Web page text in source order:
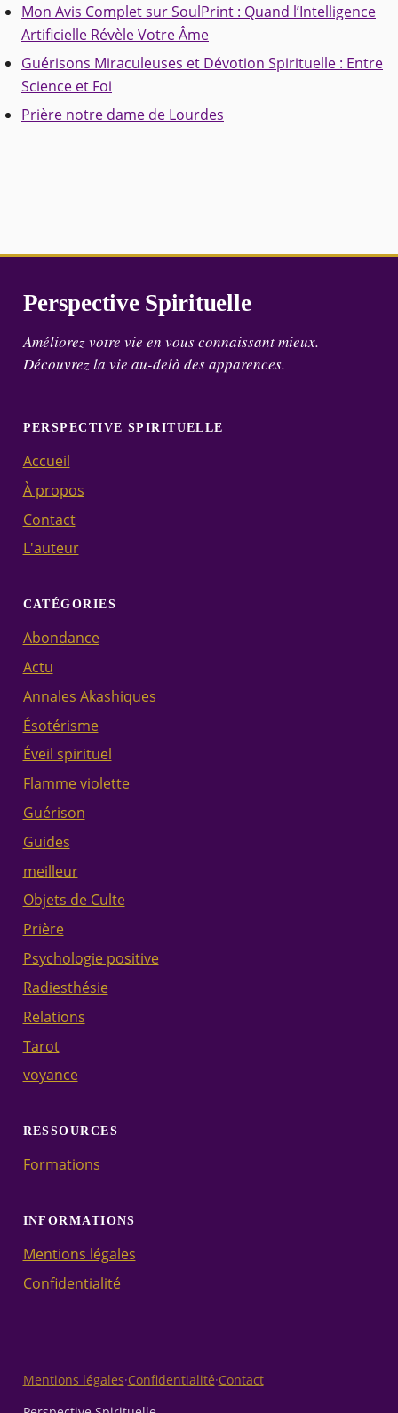
Mon Avis Complet sur SoulPrint : Quand l’Intelligence
Artificielle Révèle Votre Âme
Guérisons Miraculeuses et Dévotion Spirituelle : Entre
Science et Foi
Prière notre dame de Lourdes
Perspective Spirituelle
Améliorez votre vie en vous connaissant mieux.
Découvrez la vie au-delà des apparences.
PERSPECTIVE SPIRITUELLE
Accueil
À propos
Contact
L'auteur
CATÉGORIES
Abondance
Actu
Annales Akashiques
Ésotérisme
Éveil spirituel
Flamme violette
Guérison
Guides
meilleur
Objets de Culte
Prière
Psychologie positive
Radiesthésie
Relations
Tarot
voyance
RESSOURCES
Formations
INFORMATIONS
Mentions légales
Confidentialité
Mentions légales·Confidentialité·Contact